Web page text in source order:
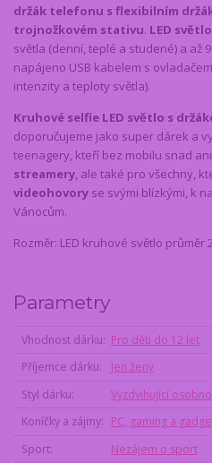
držák telefonu s flexibilním
trojnožkovém stativu. LED světlo
světla (denní, teplé a studené) a až
napájeno USB kabelem s
intenzity a teploty světla).
Kruhové selfie LED světlo s
doporučujeme jako super dárek a
teenagery, kteří bez mobilu snad
streamery, ale také pro všechny,
videohovory se svými blízkými, k
Vánocům.
Rozměr: LED kruhové světlo průměr
Parametry
Vhodnost dárku
Pro děti do 12 let
Příjemce dárku
Jen ženy
Styl dárku
Vyzdvihující
Koníčky a zájmy
PC, gaming a
Sport
Nezájem o sport